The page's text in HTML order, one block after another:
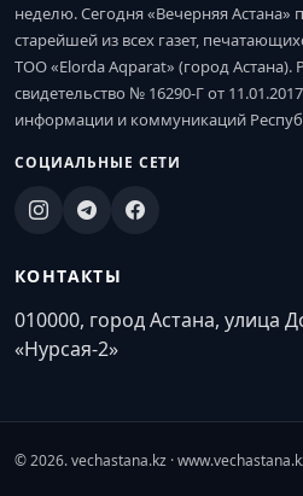
неделю. Сегодня «Вечерняя Астана»
старейшей из всех газет,
ТОО «Elorda Aqparat» (город Астана).
свидетельство № 16290-Г от
информации и коммуникаций
СОЦИАЛЬНЫЕ СЕТИ
КОНТАКТЫ
010000, город Астана, улица
«Нурсая-2»
© 2026. vechastana.kz ·